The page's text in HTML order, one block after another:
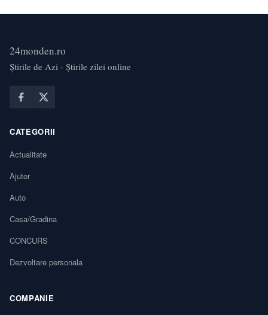
24monden.ro
Știrile de Azi - Știrile zilei online
CATEGORII
Actualitate
Ajutor
Auto
Casa/Gradina
CONCURS
Dezvoltare personala
COMPANIE